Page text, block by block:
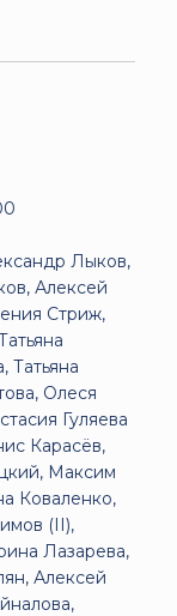
Лыков,
Алексей
Стриж,
Татьяна
Олеся
Гуляева
Карасёв,
Максим
Коваленко,
(II),
Лазарева,
Алексей